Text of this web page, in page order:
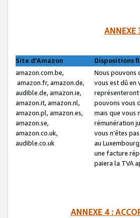
ANNEXE
Site d’Amazon
Dispositions
amazon.com.be,
amazon.fr, amazon.de,
audible.de, amazon.ie,
amazon.it, amazon.nl,
amazon.pl, amazon.es,
amazon.se,
amazon.co.uk,
audible.co.uk
Nous pouvons
vous est dû en
représenteront
pouvons vous
mais que vous
rémunération
vous n’êtes
au
une facture
paiera la TVA
ANNEXE 4 :